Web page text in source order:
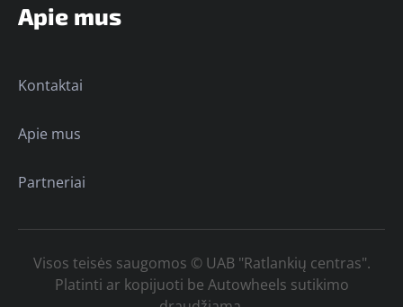
Apie mus
Kontaktai
Apie mus
Partneriai
Visos teisės saugomos © UAB "Ratlankių centras".
Platinti ar kopijuoti be Autowheels sutikimo